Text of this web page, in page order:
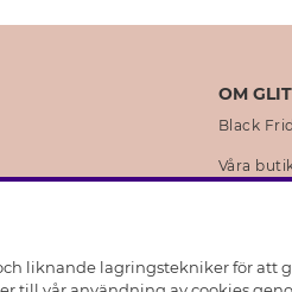
OM
Black
Våra
liknande lagringstekniker för att